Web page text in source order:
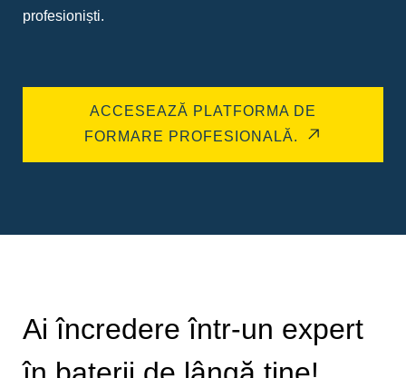
profesioniști.
ACCESEAZĂ PLATFORMA DE
FORMARE PROFESIONALĂ.
Ai încredere într-un expert